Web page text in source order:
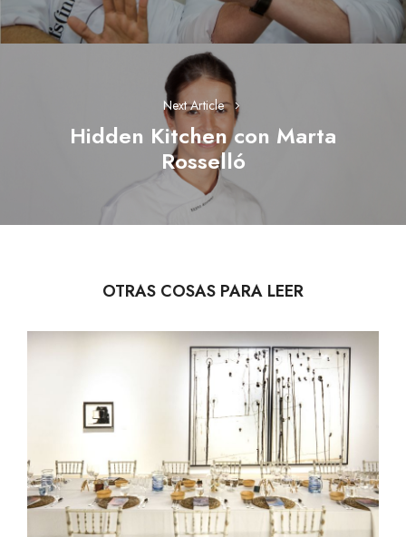
Next Article
Next
post:
Hidden Kitchen con Marta
Rosselló
OTRAS COSAS PARA LEER